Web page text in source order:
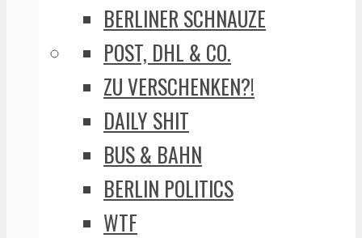
BERLINER SCHNAUZE
POST, DHL & CO.
ZU VERSCHENKEN?!
DAILY SHIT
BUS & BAHN
BERLIN POLITICS
WTF